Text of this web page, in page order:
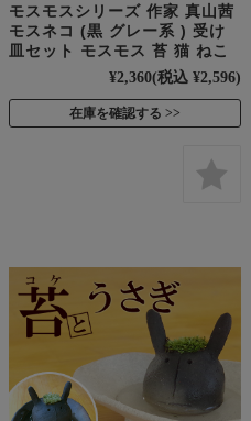
モスモスシリーズ 作家 真山茜
モスネコ (黒 グレー系 ) 受け
皿セット モスモス 苔 猫 ねこ
¥2,360(税込 ¥2,596)
在庫を確認する